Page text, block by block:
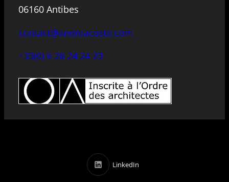
06160 Antibes
contact@andreacoste.com
+33(0) 6 26 24 24 23
LinkedIn